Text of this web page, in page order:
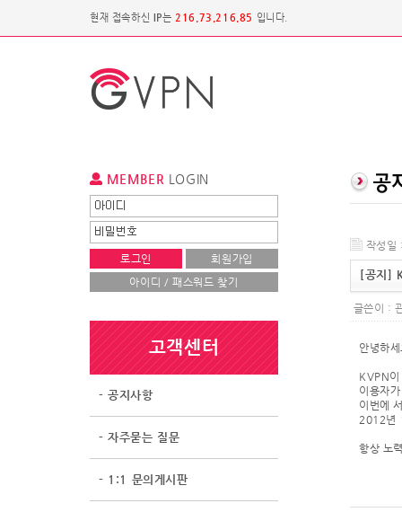
현재 접속하신 IP는 216.73.216.85 입니다.
MEMBER LOGIN
로그인
회원가입
아이디 / 패스워드 찾기
고객센터
- 공지사항
- 자주묻는 질문
- 1:1 문의게시판
작성
[공지]
글쓴이 :
안녕하
KVPN
이용자
이번에
2012년
항상 노